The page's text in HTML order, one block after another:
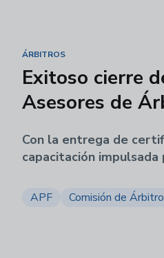
ÁRBITROS
Exitoso cierre
Asesores de
Con la entrega de
capacitación impulsada
APF Comisión de